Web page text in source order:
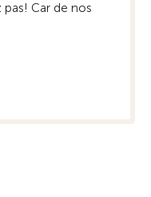
pas! Car de nos